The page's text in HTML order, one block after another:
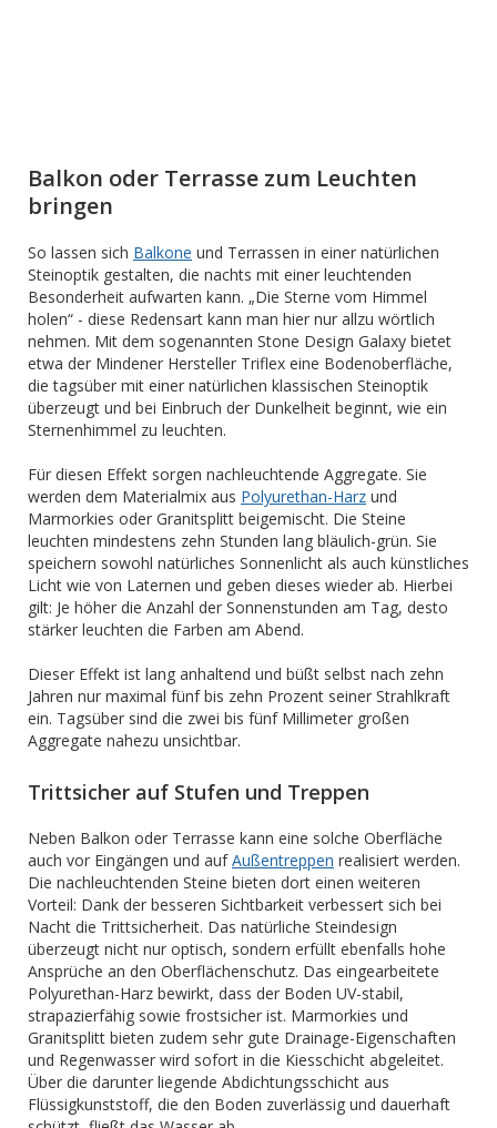
Balkon oder Terrasse zum Leuchten
bringen
So lassen sich Balkone und Terrassen in einer natürlichen
Steinoptik gestalten, die nachts mit einer leuchtenden
Besonderheit aufwarten kann. „Die Sterne vom Himmel
holen“ - diese Redensart kann man hier nur allzu wörtlich
nehmen. Mit dem sogenannten Stone Design Galaxy bietet
etwa der Mindener Hersteller Triflex eine Bodenoberfläche,
die tagsüber mit einer natürlichen klassischen Steinoptik
überzeugt und bei Einbruch der Dunkelheit beginnt, wie ein
Sternenhimmel zu leuchten.
Für diesen Effekt sorgen nachleuchtende Aggregate. Sie
werden dem Materialmix aus Polyurethan-Harz und
Marmorkies oder Granitsplitt beigemischt. Die Steine
leuchten mindestens zehn Stunden lang bläulich-grün. Sie
speichern sowohl natürliches Sonnenlicht als auch künstliches
Licht wie von Laternen und geben dieses wieder ab. Hierbei
gilt: Je höher die Anzahl der Sonnenstunden am Tag, desto
stärker leuchten die Farben am Abend.
Dieser Effekt ist lang anhaltend und büßt selbst nach zehn
Jahren nur maximal fünf bis zehn Prozent seiner Strahlkraft
ein. Tagsüber sind die zwei bis fünf Millimeter großen
Aggregate nahezu unsichtbar.
Trittsicher auf Stufen und Treppen
Neben Balkon oder Terrasse kann eine solche Oberfläche
auch vor Eingängen und aufAußentreppen realisiert werden.
Die nachleuchtenden Steine bieten dort einen weiteren
Vorteil: Dank der besseren Sichtbarkeit verbessert sich bei
Nacht die Trittsicherheit. Das natürliche Steindesign
überzeugt nicht nur optisch, sondern erfüllt ebenfalls hohe
Ansprüche an den Oberflächenschutz. Das eingearbeitete
Polyurethan-Harz bewirkt, dass der Boden UV-stabil,
strapazierfähig sowie frostsicher ist. Marmorkies und
Granitsplitt bieten zudem sehr gute Drainage-Eigenschaften
und Regenwasser wird sofort in die Kiesschicht abgeleitet.
Über die darunter liegende Abdichtungsschicht aus
Flüssigkunststoff, die den Boden zuverlässig und dauerhaft